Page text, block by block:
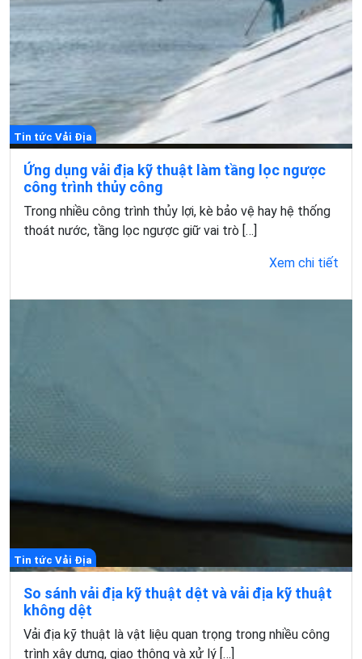
Tin tức Vải Địa
Ứng dụng vải địa kỹ thuật làm tầng lọc ngược
công trình thủy công
Trong nhiều công trình thủy lợi, kè bảo vệ hay hệ thống
thoát nước, tầng lọc ngược giữ vai trò […]
Xem chi tiết
Tin tức Vải Địa
So sánh vải địa kỹ thuật dệt và vải địa kỹ thuật
không dệt
Vải địa kỹ thuật là vật liệu quan trọng trong nhiều công
trình xây dựng, giao thông và xử lý […]